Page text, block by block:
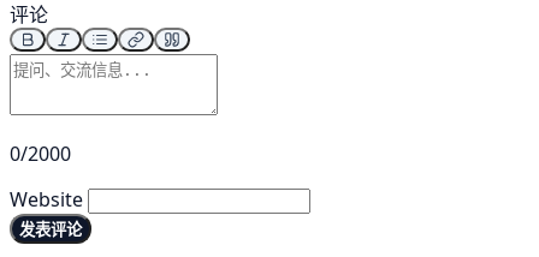
评论
0/2000
Website
发表评论